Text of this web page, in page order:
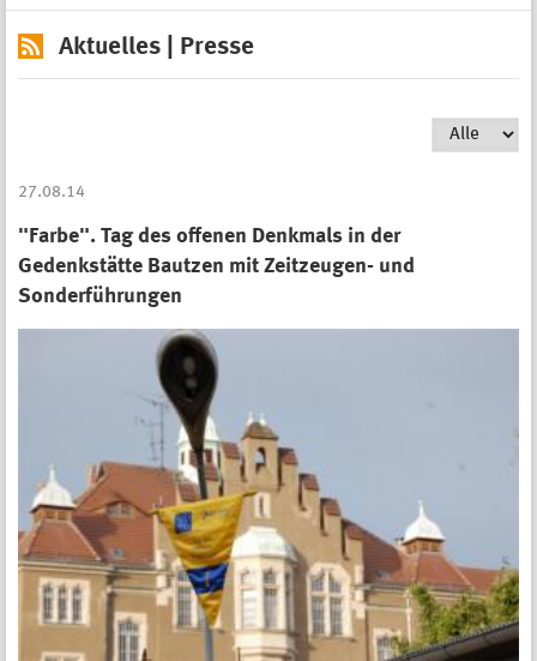
Aktuelles | Presse
27.08.14
"Farbe". Tag des offenen Denkmals in der
Gedenkstätte Bautzen mit Zeitzeugen- und
Sonderführungen